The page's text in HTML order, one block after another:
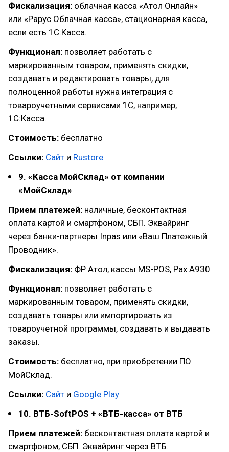
Фискализация: облачная касса «Атол Онлайн»
или «Рарус Облачная касса», стационарная касса,
если есть 1С:Касса.
Функционал: позволяет работать с
маркированным товаром, применять скидки,
создавать и редактировать товары, для
полноценной работы нужна интеграция с
товароучетными сервисами 1С, например,
1С:Касса.
Стоимость: бесплатно
Ссылки: Сайт и Rustore
9. «Касса МойСклад» от компании
«МойСклад»
Прием платежей: наличные, бесконтактная
оплата картой и смартфоном, СБП. Эквайринг
через банки-партнеры Inpas или «Ваш Платежный
Проводник».
Фискализация: ФР Атол, кассы MS-POS, Pax A930
Функционал: позволяет работать с
маркированным товаром, применять скидки,
создавать товары или импортировать из
товароучетной программы, создавать и выдавать
заказы.
Стоимость: бесплатно, при приобретении ПО
МойСклад.
Ссылки: Сайт и Google Play
10. ВТБ-SoftPOS + «ВТБ-касса» от ВТБ
Прием платежей: бесконтактная оплата картой и
смартфоном, СБП. Эквайринг через ВТБ.